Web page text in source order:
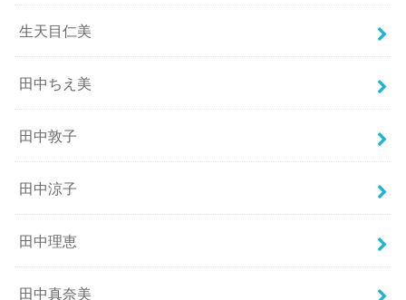
生天目仁美
田中ちえ美
田中敦子
田中涼子
田中理恵
田中真奈美